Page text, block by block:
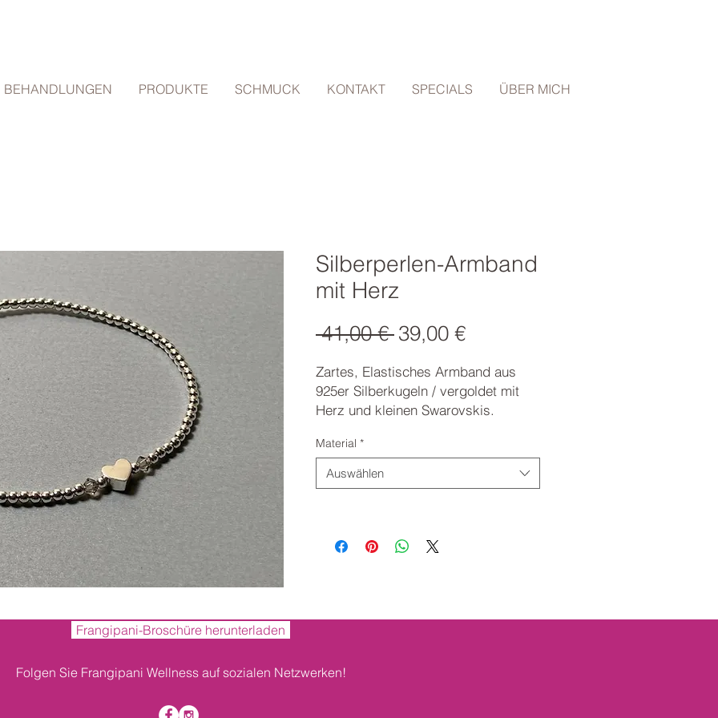
BEHANDLUNGEN PRODUKTE SCHMUCK KONTAKT SPECIALS ÜBER MICH
Silberperlen-Armband
mit Herz
41,00 € Standardpreis
39,00 €Sale-
Zartes, Elastisches Armband aus
925er Silberkugeln / vergoldet mit
Herz und kleinen Swarovskis.
Material *
Auswählen
Frangipani-Broschüre herunterladen
Folgen Sie Frangipani Wellness auf sozialen Netzwerken!